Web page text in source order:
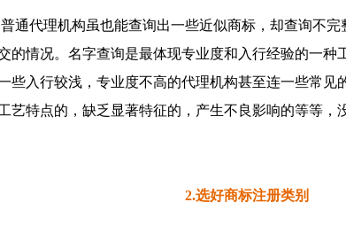
通代理机构虽也能查询出一些近似商标，却查询不
情况。名字查询是最体现专业度和入行经验的一
些入行较浅，专业度不高的代理机构甚至连一些常
特点的，缺乏显著特征的，产生不良影响的等等，
2.选好商标注册类别